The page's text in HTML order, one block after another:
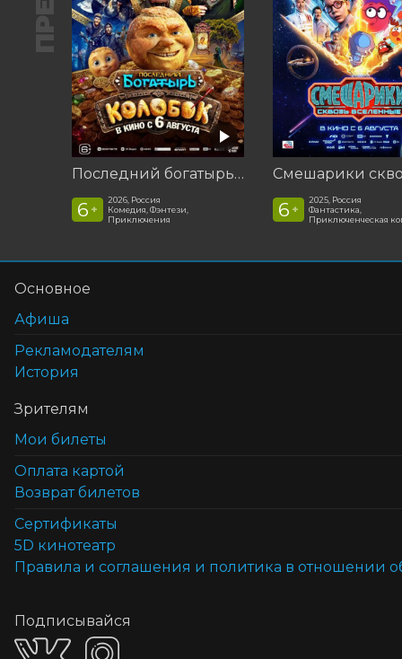
Последний богатырь. Колобок
6 +
2026, Россия
Комедия, Фэнтези,
Приключения
6 +
2025, Россия
Фантастика,
Приключенческая
Основное
Афиша
Рекламодателям
История
Зрителям
Мои билеты
Оплата картой
Возврат билетов
Cертификаты
5D кинотеатр
Правила и соглашения и политика в отношении
Подписывайся